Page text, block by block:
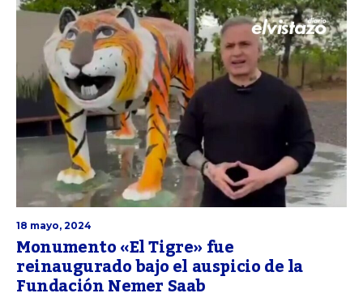
18 mayo, 2024
Monumento «El Tigre» fue
reinaugurado bajo el auspicio de la
Fundación Nemer Saab